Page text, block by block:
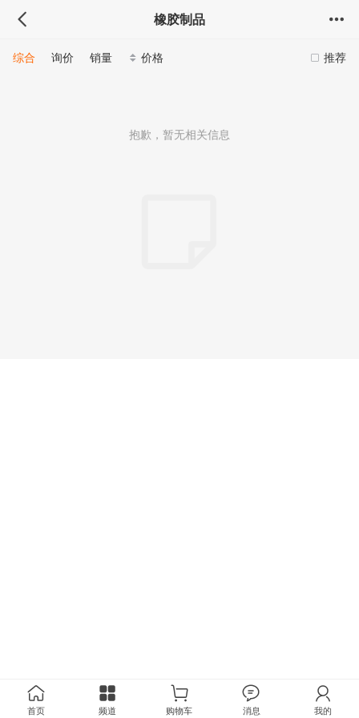
橡胶制品
推荐
综合 询价 销量 价格
抱歉，暂无相关信息
首页 频道 购物车 消息 我的